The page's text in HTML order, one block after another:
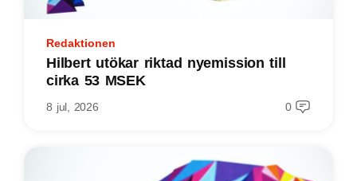
Redaktionen
Hilbert utökar riktad nyemission till
cirka 53 MSEK
8 jul, 2026 0